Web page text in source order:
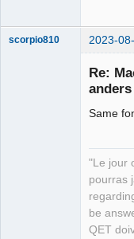
scorpio810 2023-
Re:
Same
"Le jour
pourras
be
QET